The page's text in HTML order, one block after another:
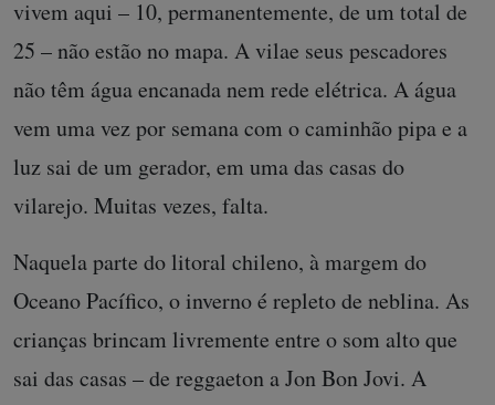
vivem aqui – 10, permanentemente, de um total de
25 – não estão no mapa. A vilae seus pescadores
não têm água encanada nem rede elétrica. A água
vem uma vez por semana com o caminhão pipa e a
luz sai de um gerador, em uma das casas do
vilarejo. Muitas vezes, falta.
Naquela parte do litoral chileno, à margem do
Oceano Pacífico, o inverno é repleto de neblina. As
crianças brincam livremente entre o som alto que
sai das casas – de reggaeton a Jon Bon Jovi. A